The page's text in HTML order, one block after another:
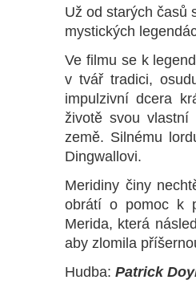
Už od starých časů
mystických
Ve filmu se k
v tvář tradici,
impulzivní dcera
životě svou vlastní
země. Silnému
Dingwallovi.
Meridiny činy
obrátí o pomoc k
Merida, která
aby zlomila
Hudba: Patrick